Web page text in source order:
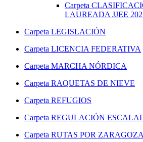
Carpeta
LAUREADA JJEE
Carpeta LEGISLACIÓN
Carpeta LICENCIA FEDERATIVA
Carpeta MARCHA NÓRDICA
Carpeta RAQUETAS DE NIEVE
Carpeta REFUGIOS
Carpeta REGULACIÓN
Carpeta RUTAS POR